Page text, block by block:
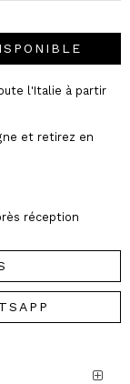
l'Italie à partir
et retirez en
réception